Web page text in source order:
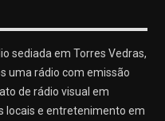
sediada em Torres Vedras,
uma rádio com emissão
de rádio visual em
locais e entretenimento em